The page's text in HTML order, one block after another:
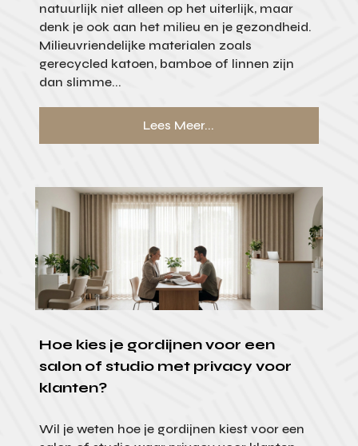
natuurlijk niet alleen op het uiterlijk, maar
denk je ook aan het milieu en je gezondheid.
Milieuvriendelijke materialen zoals
gerecycled katoen, bamboe of linnen zijn
dan slimme...
Lees Meer...
Hoe kies je gordijnen voor een
salon of studio met privacy voor
klanten?
Wil je weten hoe je gordijnen kiest voor een